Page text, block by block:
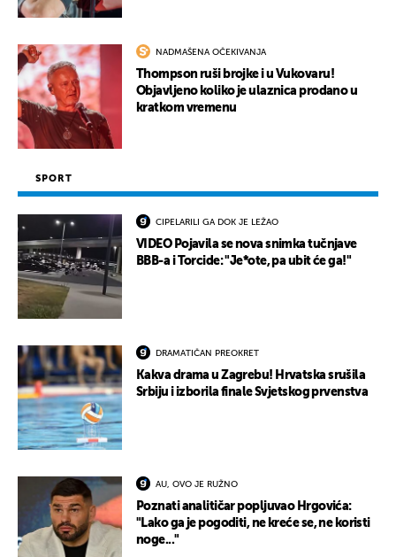
NADMAŠENA OČEKIVANJA
Thompson ruši brojke i u Vukovaru!
Objavljeno koliko je ulaznica prodano u
kratkom vremenu
SPORT
CIPELARILI GA DOK JE LEŽAO
VIDEO Pojavila se nova snimka tučnjave
BBB-a i Torcide: "Je*ote, pa ubit će ga!"
DRAMATIČAN PREOKRET
Kakva drama u Zagrebu! Hrvatska srušila
Srbiju i izborila finale Svjetskog prvenstva
AU, OVO JE RUŽNO
Poznati analitičar popljuvao Hrgovića:
"Lako ga je pogoditi, ne kreće se, ne koristi
noge..."